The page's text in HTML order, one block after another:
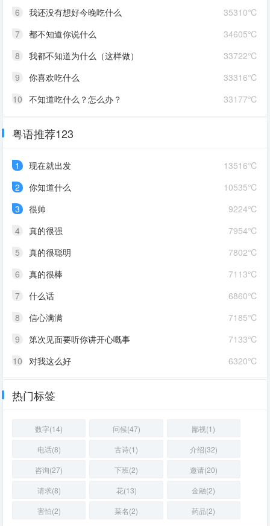
35310℃
6
我还没有想好今晚吃什么
34605℃
7
都不知道你说什么
33722℃
8
我都不知道为什么（这样做）
33316℃
9
你喜欢吃什么
33177℃
10 不知道吃什么？怎么办？
粤语推荐123
13516℃
1
现在就出发
10535℃
2
你知道什么
9224℃
3
很帅
7954℃
4
真的很强
7802℃
5
真的很聪明
7113℃
6
真的很棒
6860℃
7
什么话
7185℃
8
信心满满
7133℃
9
第次见面要听你讲开心嘅事
6320℃
10 对我这么好
热门标签
数字(14) 问候(47)
鄙视(1)
电话(8)
古诗(1)
介绍(32)
咨询(27)
下班(2)
邀请(20)
请求(8)
花(13)
金融(2)
害怕(2)
菜名(2) 药品(2)